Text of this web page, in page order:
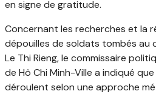
en signe de gratitude.
Concernant les recherches et la
dépouilles de soldats tombés au
Le Thi Rieng, le commissaire
de Hô Chi Minh-Ville a indiqué
déroulent selon une approche